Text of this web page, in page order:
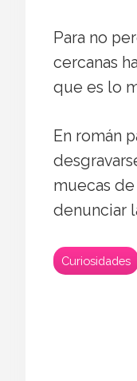
Para no
cercanas
que es lo
En román
muecas
denunciar
Curiosidades